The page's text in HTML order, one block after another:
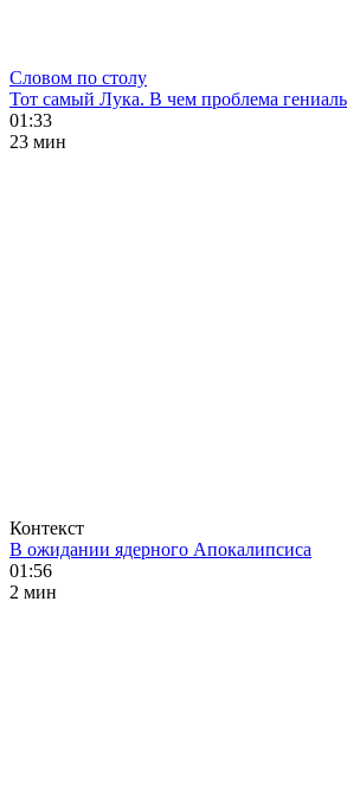
Словом по столу
Тот самый Лука. В чем проблема
01:33
23 мин
Контекст
В ожидании ядерного Апокалипсиса
01:56
2 мин